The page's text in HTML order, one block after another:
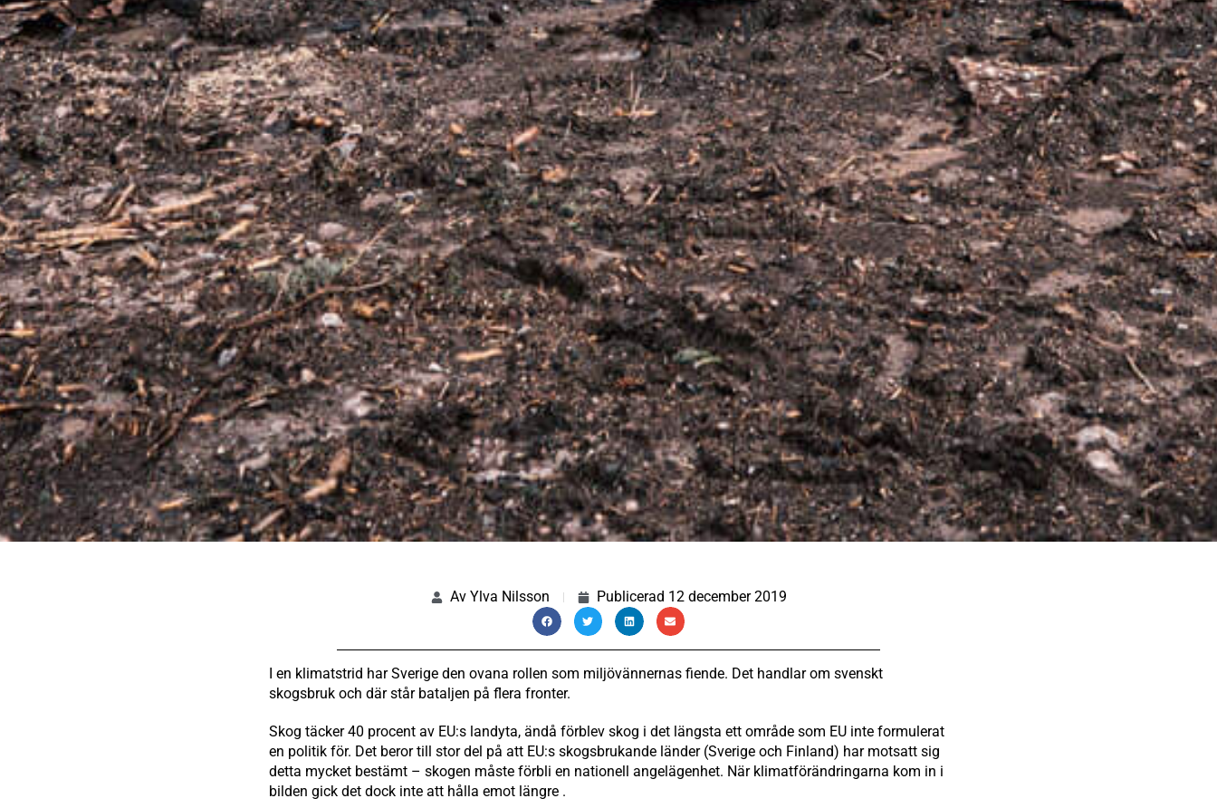
AvYlva Nilsson Publicerad 12 december 2019
I en klimatstrid har Sverige den ovana rollen som miljövännernas fiende. Det handlar om svenskt
skogsbruk och där står bataljen på flera fronter.
Skog täcker 40 procent av EU:s landyta, ändå förblev skog i det längsta ett område som EU inte formulerat
en politik för. Det beror till stor del på att EU:s skogsbrukande länder (Sverige och Finland) har motsatt sig
detta mycket bestämt – skogen måste förbli en nationell angelägenhet. När klimatförändringarna kom in i
bilden gick det dock inte att hålla emot längre .